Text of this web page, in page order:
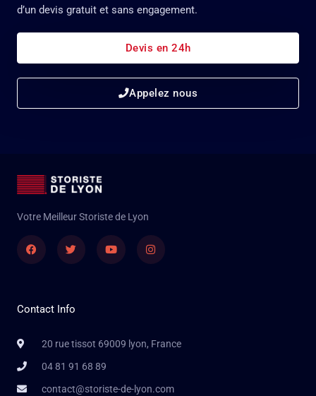
d’un devis gratuit et sans engagement.
Devis en 24h
Appelez nous
Votre Meilleur Storiste de Lyon
FacebookTwitter YoutubeInstagram
Contact Info
20 rue tissot 69009 lyon, France
04 81 91 68 89
contact@storiste-de-lyon.com